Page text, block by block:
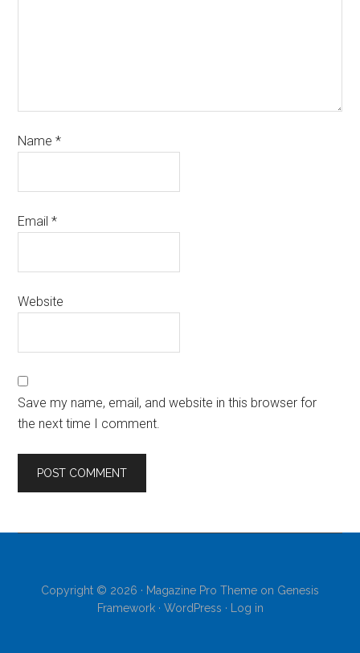
Name*
Email*
Website
Save my name, email, and website in this browser for
the next time I comment.
Copyright © 2026 · Magazine Pro Theme on Genesis
Framework· WordPress · Log in